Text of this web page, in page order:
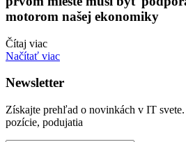
motorom našej ekonomiky
Čítaj viac
Načítať viac
Newsletter
Získajte prehľad o novinkách v IT
pozície, podujatia